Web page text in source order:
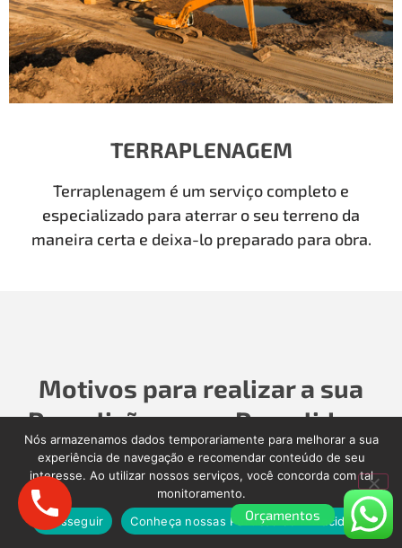
TERRAPLENAGEM
Terraplenagem é um serviço completo e
especializado para aterrar o seu terreno da
maneira certa e deixa-lo preparado para obra.
Motivos para realizar a sua
Demolição com a Demolidora
como Antigamente
Para realizar a sua Demolição, Limpeza Pós-Obra,
Limpeza Pós-enchente, é importante contratar
Orçamentos
Nós armazenamos dados temporariamente para melhorar a sua
experiência de navegação e recomendar conteúdo de seu
interesse. Ao utilizar nossos serviços, você concorda com tal
monitoramento.
Prosseguir
Conheça nossas Políticas de Privacidade.